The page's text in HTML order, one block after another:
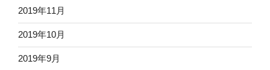
2019年11月
2019年10月
2019年9月